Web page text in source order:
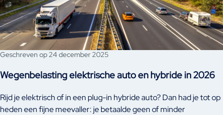
Geschreven op 24 december 2025
Wegenbelasting elektrische auto en hybride in 2026
Rijd je elektrisch of in een plug-in hybride auto? Dan had je tot op
heden een fijne meevaller: je betaalde geen of minder